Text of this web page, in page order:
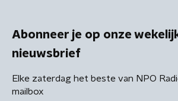
Abonneer je op onze
nieuwsbrief
Elke zaterdag het beste van NPO
mailbox